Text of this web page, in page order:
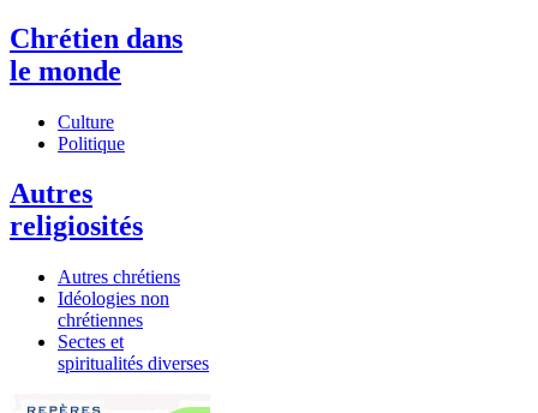
Chrétien dans
le monde
Culture
Politique
Autres
religiosités
Autres chrétiens
Idéologies non
chrétiennes
Sectes et
spiritualités diverses